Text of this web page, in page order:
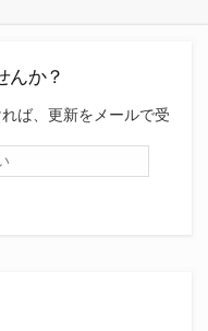
んか？
ば、更新をメールで受